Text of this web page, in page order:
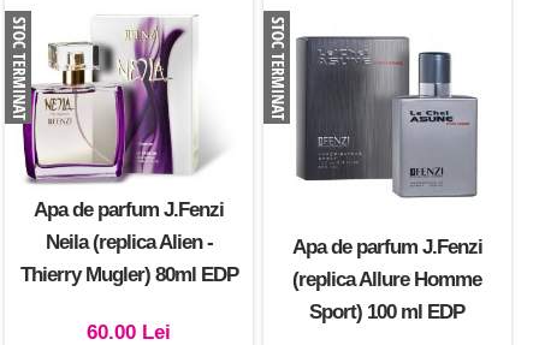
Apa de parfum J.Fenzi
Neila (replica Alien -
Thierry Mugler) 80ml EDP
60.00 Lei
Apa de parfum J.Fenzi
(replica Allure Homme
Sport) 100 ml EDP